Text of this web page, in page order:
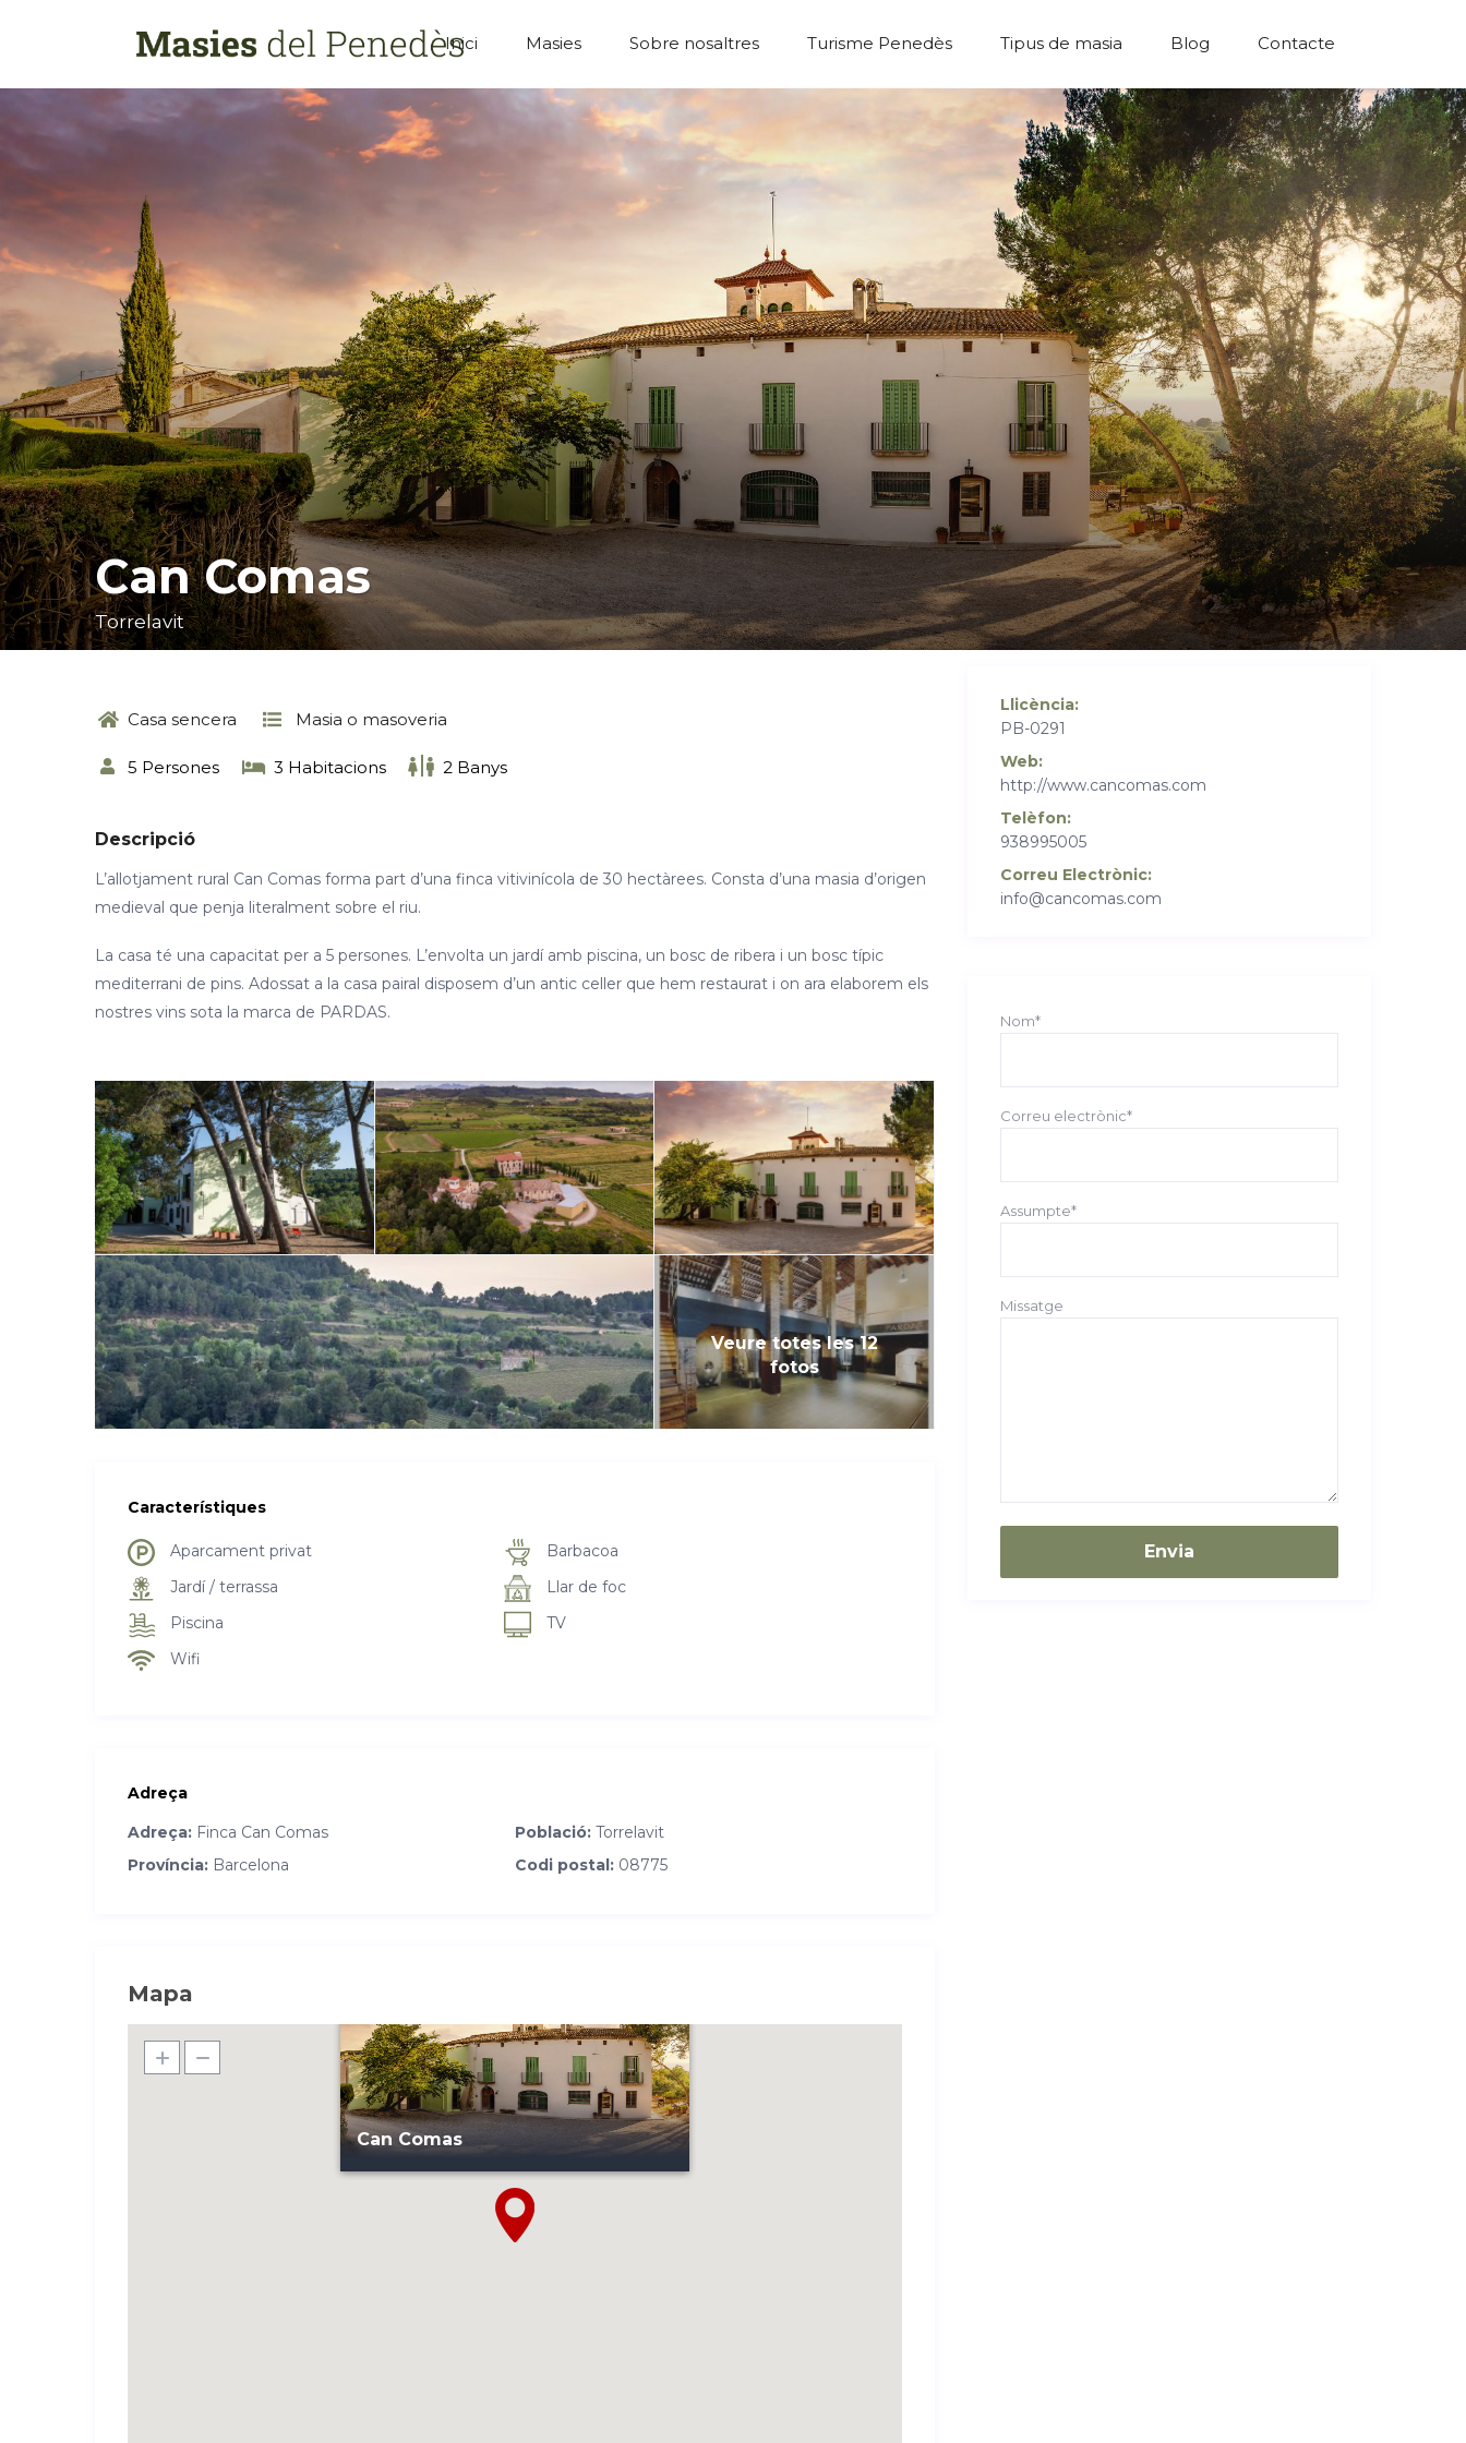
Inici Masies Sobre nosaltres Turisme Penedès Tipus de masia Blog Contacte
Can Comas
Torrelavit
Casa sencera Masia o masoveria
5 Persones 3 Habitacions 2 Banys
Descripció
L’allotjament rural Can Comas forma part d’una finca vitivinícola de 30 hectàrees. Consta d’una masia d’origen
medieval que penja literalment sobre el riu.
La casa té una capacitat per a 5 persones. L’envolta un jardí amb piscina, un bosc de ribera i un bosc típic
mediterrani de pins. Adossat a la casa pairal disposem d’un antic celler que hem restaurat i on ara elaborem els
nostres vins sota la marca de PARDAS.
Veure totes les 12
fotos
Característiques
Aparcament privat
Barbacoa
Jardí / terrassa
Llar de foc
Piscina
TV
Wifi
Adreça
Adreça: Finca Can Comas Població: Torrelavit
Província: Barcelona Codi postal: 08775
Mapa
Can Comas
Llicència:
PB-0291
Web:
http://www.cancomas.com
Telèfon:
938995005
Correu Electrònic:
info@cancomas.com
Nom*
Correu electrònic*
Assumpte*
Missatge